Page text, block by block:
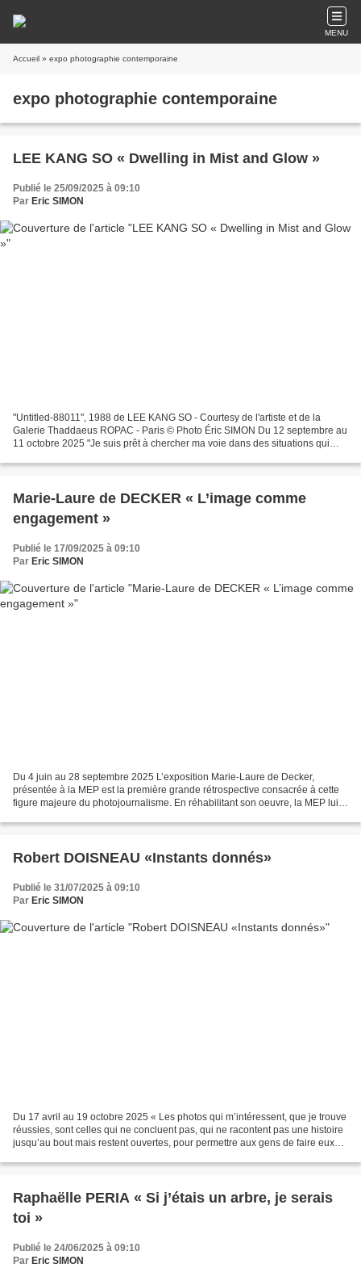
MENU
Accueil » expo photographie contemporaine
expo photographie contemporaine
LEE KANG SO « Dwelling in Mist and Glow »
Publié le 25/09/2025 à 09:10
Par Eric SIMON
"Untitled-88011", 1988 de LEE KANG SO - Courtesy de l'artiste et de la
Galerie Thaddaeus ROPAC - Paris © Photo Éric SIMON Du 12 septembre au
11 octobre 2025 "Je suis prêt à chercher ma voie dans des situations qui
Marie-Laure de DECKER « L’image comme
engagement »
Publié le 17/09/2025 à 09:10
Par Eric SIMON
Du 4 juin au 28 septembre 2025 L’exposition Marie-Laure de Decker,
présentée à la MEP est la première grande rétrospective consacrée à cette
figure majeure du photojournalisme. En réhabilitant son oeuvre, la MEP lui
Robert DOISNEAU «Instants donnés»
Publié le 31/07/2025 à 09:10
Par Eric SIMON
Du 17 avril au 19 octobre 2025 « Les photos qui m’intéressent, que je trouve
réussies, sont celles qui ne concluent pas, qui ne racontent pas une histoire
jusqu’au bout mais restent ouvertes, pour permettre aux gens de faire eux
Raphaëlle PERIA « Si j’étais un arbre, je serais
toi »
Publié le 24/06/2025 à 09:10
Par Eric SIMON